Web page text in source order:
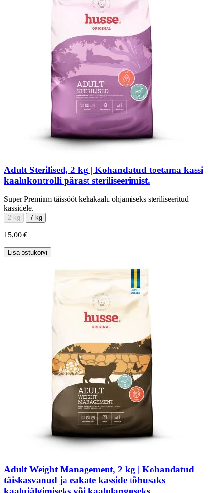
Adult Sterilised, 2 kg | Kohandatud toetama kassi
kaalukontrolli pärast steriliseerimist.
Super Premium täissööt kehakaalu ohjamiseks steriliseeritud
kassidele.
2 kg 7 kg
15,00 €
Lisa ostukorvi
Adult Weight Management, 2 kg | Kohandatud
täiskasvanud ja eakate kasside tõhusaks
kaalujälgimiseks või kaalulanguseks